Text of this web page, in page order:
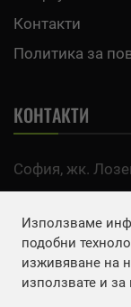
Контакти
Политика за
КОНТАКТИ
София, жк.
Email:
FACEBOOK
Използваме
подобни
изживяване на
използвате и